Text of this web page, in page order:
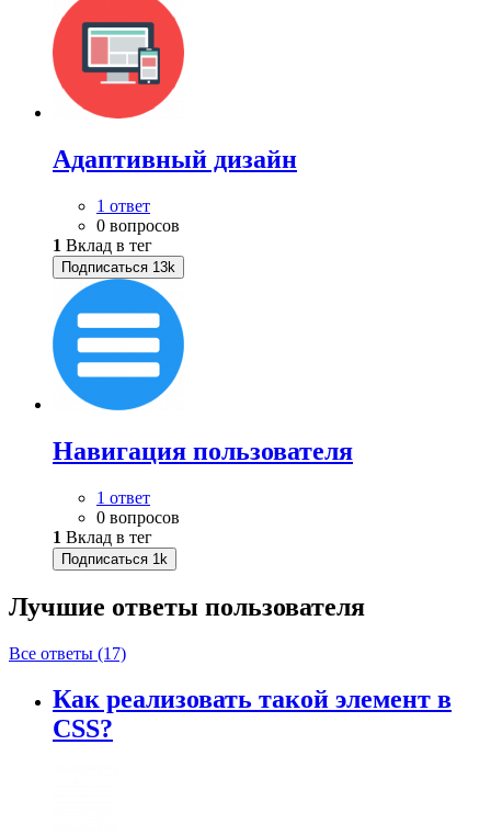
Адаптивный дизайн
1 ответ
0 вопросов
1 Вклад в тег
Подписаться 13k
Навигация пользователя
1 ответ
0 вопросов
1 Вклад в тег
Подписаться 1k
Лучшие ответы пользователя
Все ответы (17)
Как реализовать такой элемент в
CSS?